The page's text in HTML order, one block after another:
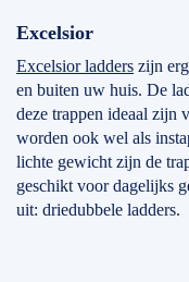
Excelsior
Excelsior ladders zijn
en buiten uw huis. De
deze trappen ideaal zijn
worden ook wel als
lichte gewicht zijn de
geschikt voor dagelijks
uit: driedubbele ladders.